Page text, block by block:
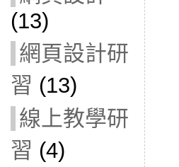
(13)
網頁設計研
習 (13)
線上教學研
習 (4)